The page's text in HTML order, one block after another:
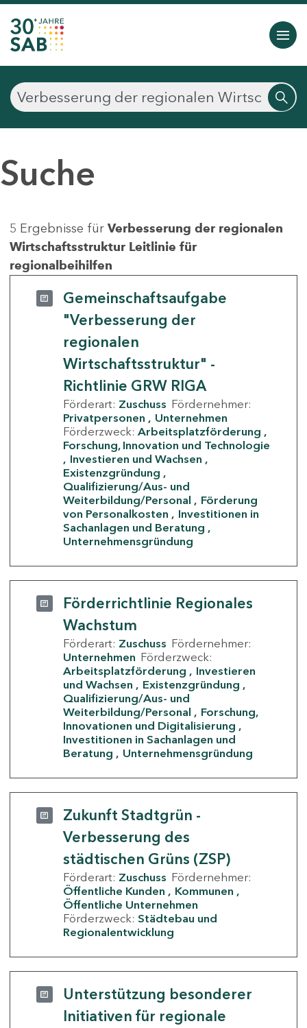
Suche
5 Ergebnisse für Verbesserung der regionalen
Wirtschaftsstruktur Leitlinie für
regionalbeihilfen
Gemeinschaftsaufgabe
"Verbesserung der
regionalen
Wirtschaftsstruktur" -
Richtlinie GRW RIGA
Förderart: Zuschuss Fördernehmer:
Privatpersonen
Unternehmen
Förderzweck: Arbeitsplatzförderung
Forschung, Innovation und Technologie
Investieren und Wachsen
Existenzgründung
Qualifizierung/Aus- und
Weiterbildung/Personal
Förderung
von Personalkosten
Investitionen in
Sachanlagen und Beratung
Unternehmensgründung
Förderrichtlinie Regionales
Wachstum
Förderart: Zuschuss Fördernehmer:
Unternehmen Förderzweck:
Arbeitsplatzförderung
Investieren
und Wachsen
Existenzgründung
Qualifizierung/Aus- und
Weiterbildung/Personal
Forschung,
Innovationen und Digitalisierung
Investitionen in Sachanlagen und
Beratung
Unternehmensgründung
Zukunft Stadtgrün -
Verbesserung des
städtischen Grüns (ZSP)
Förderart: Zuschuss Fördernehmer:
Öffentliche Kunden
Kommunen
Öffentliche Unternehmen
Förderzweck: Städtebau und
Regionalentwicklung
Unterstützung besonderer
Initiativen für regionale